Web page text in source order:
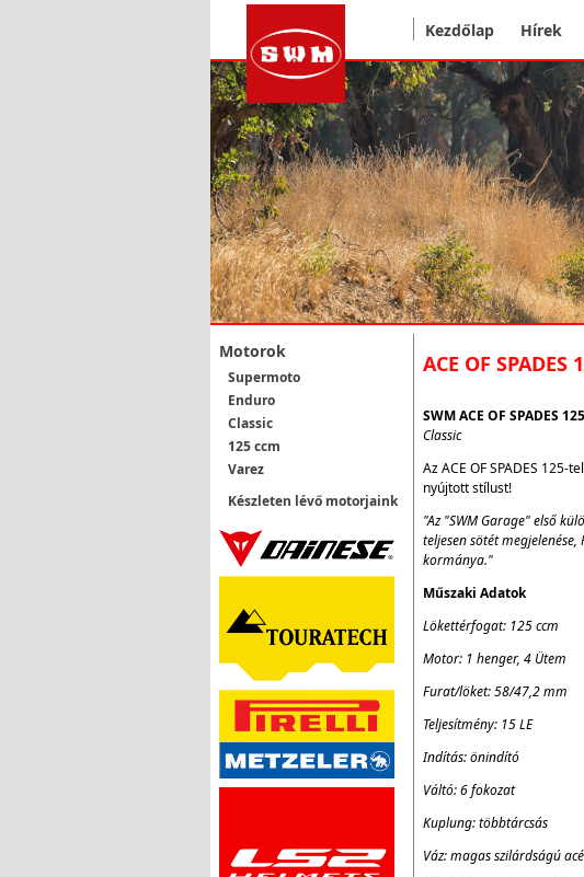
Kezdőlap Hírek
Motorok
Supermoto
Enduro
Classic
125 ccm
Varez
Készleten lévő motorjaink
ACE OF SPADES
SWM ACE OF SPADES 125
Classic
Az ACE OF SPADES
nyújtott stílust!
"Az "SWM Garage" első
teljesen sötét
kormánya."
Műszaki Adatok
Lökettérfogat: 125 ccm
Motor: 1 henger, 4 Ütem
Furat/löket: 58/47,2 mm
Teljesítmény: 15 LE
Indítás: önindító
Váltó: 6 fokozat
Kuplung: többtárcsás
Váz: magas szilárdságú